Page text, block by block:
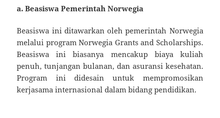
a.Beasiswa Pemerintah Norwegia
Beasiswa ini ditawarkan oleh pemerintah Norwegia
melalui program Norwegia Grants and Scholarships.
Beasiswa ini biasanya mencakup biaya kuliah
penuh, tunjangan bulanan, dan asuransi kesehatan.
Program ini didesain untuk mempromosikan
kerjasama internasional dalam bidang pendidikan.